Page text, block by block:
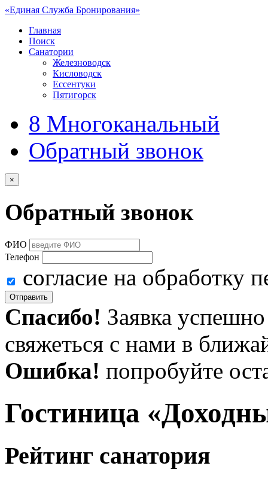
«Единая Служба Бронирования»
Главная
Поиск
Санатории
Железноводск
Кисловодск
Ессентуки
Пятигорск
8 Многоканальный
Обратный звонок
×
Обратный звонок
ФИО
Телефон
согласие на обработку
Отправить
Спасибо! Заявка
свяжеться с нами в
Ошибка! попробуйте
Гостиница
Рейтинг санатория